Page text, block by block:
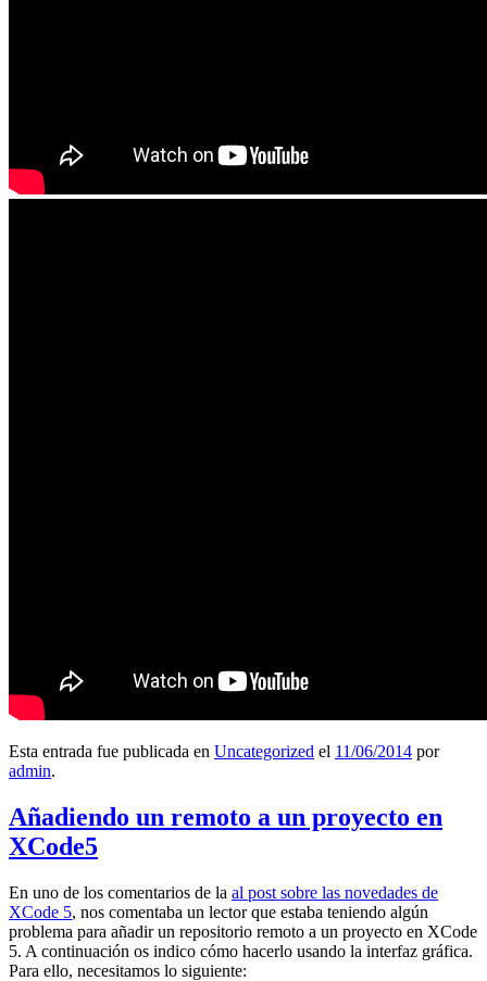
Esta entrada fue publicada en Uncategorized el 11/06/2014 por
admin.
Añadiendo un remoto a un proyecto en
XCode5
En uno de los comentarios de la al post sobre las novedades de
XCode 5, nos comentaba un lector que estaba teniendo algún
problema para añadir un repositorio remoto a un proyecto en XCode
5. A continuación os indico cómo hacerlo usando la interfaz gráfica.
Para ello, necesitamos lo siguiente: